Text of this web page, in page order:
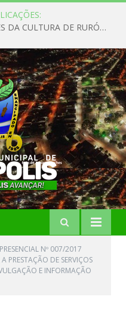
ESCUTA PÚBLICA COM AUTORES DA CULTURA DE RURÓPOLIS
Nº 007/2017
PRESTAÇÃO DE SERVIÇOS
E INFORMAÇÃO